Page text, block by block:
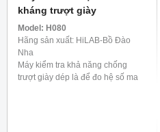
kháng trượt giày
Model: H080
Hãng sản xuất: HiLAB-Bồ Đào
Nha
Máy kiểm tra khả năng chống
trượt giày dép là để đo hệ số ma